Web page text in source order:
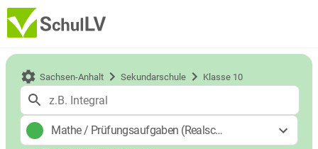
Sachsen-Anhalt Sekundarschule Klasse 10
Mathe/ Prüfungsaufgaben (Realschulabschluss)